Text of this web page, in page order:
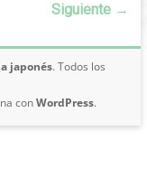
Siguiente →
japonés. Todos los
conWordPress.